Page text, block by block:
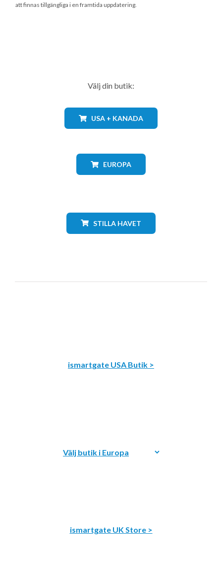
att finnas tillgängliga i en framtida uppdatering.
Välj din butik:
USA + KANADA
EUROPA
STILLA HAVET
ismartgate USA Butik >
ismartgate UK Store >